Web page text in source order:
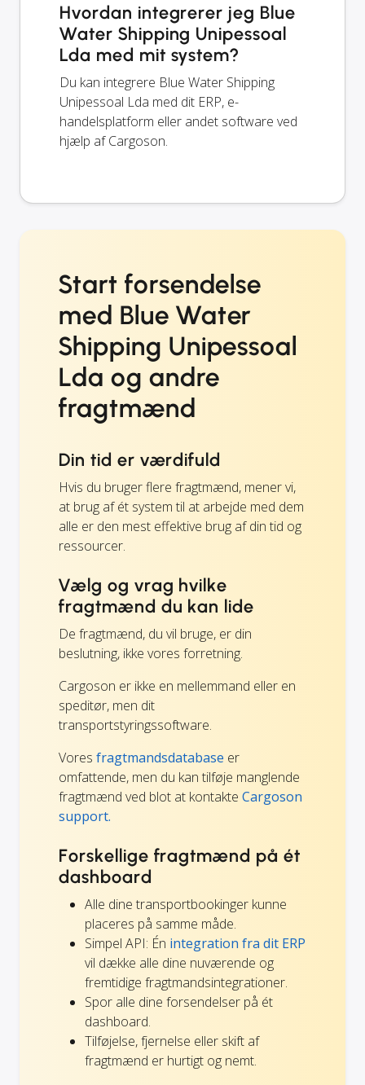
Hvordan integrerer jeg Blue
Water Shipping Unipessoal
Lda med mit system?
Du kan integrere Blue Water Shipping
Unipessoal Lda med dit ERP, e-
handelsplatform eller andet software ved
hjælp af Cargoson.
Start forsendelse
med Blue Water
Shipping Unipessoal
Lda og andre
fragtmænd
Din tid er værdifuld
Hvis du bruger flere fragtmænd, mener vi,
at brug af ét system til at arbejde med dem
alle er den mest effektive brug af din tid og
ressourcer.
Vælg og vrag hvilke
fragtmænd du kan lide
De fragtmænd, du vil bruge, er din
beslutning, ikke vores forretning.
Cargoson er ikke en mellemmand eller en
speditør, men dit
transportstyringssoftware.
Vores fragtmandsdatabase er
omfattende, men du kan tilføje manglende
fragtmænd ved blot at kontakte Cargoson
support.
Forskellige fragtmænd på ét
dashboard
Alle dine transportbookinger kunne
placeres på samme måde.
Simpel API: Én integration fra dit ERP
vil dække alle dine nuværende og
fremtidige fragtmandsintegrationer.
Spor alle dine forsendelser på ét
dashboard.
Tilføjelse, fjernelse eller skift af
fragtmænd er hurtigt og nemt.